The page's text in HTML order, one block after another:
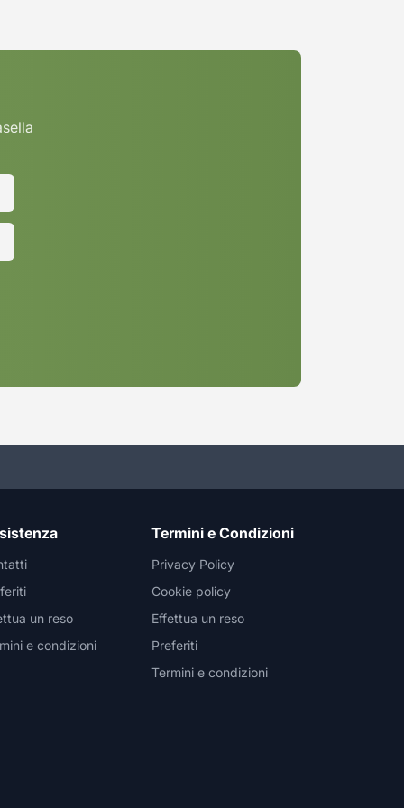
un reso
e condizioni
Termini e Condizioni
Privacy Policy
Cookie policy
Effettua un reso
Preferiti
Termini e condizioni